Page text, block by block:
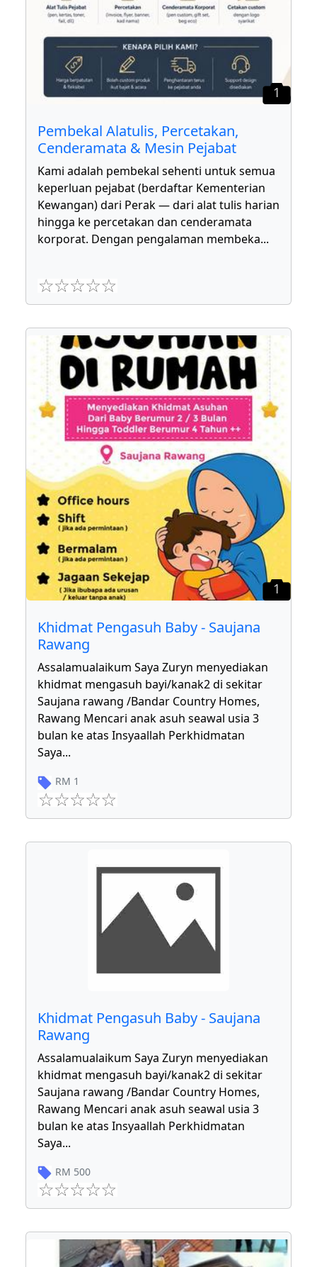
1
Pembekal Alatulis, Percetakan,
Cenderamata & Mesin Pejabat
Kami adalah pembekal sehenti untuk semua
keperluan pejabat (berdaftar Kementerian
Kewangan) dari Perak — dari alat tulis harian
hingga ke percetakan dan cenderamata
korporat. Dengan pengalaman membeka...
1
Khidmat Pengasuh Baby - Saujana
Rawang
Assalamualaikum Saya Zuryn menyediakan
khidmat mengasuh bayi/kanak2 di sekitar
Saujana rawang /Bandar Country Homes,
Rawang Mencari anak asuh seawal usia 3
bulan ke atas Insyaallah Perkhidmatan
Saya...
RM 1
Khidmat Pengasuh Baby - Saujana
Rawang
Assalamualaikum Saya Zuryn menyediakan
khidmat mengasuh bayi/kanak2 di sekitar
Saujana rawang /Bandar Country Homes,
Rawang Mencari anak asuh seawal usia 3
bulan ke atas Insyaallah Perkhidmatan
Saya...
RM 500